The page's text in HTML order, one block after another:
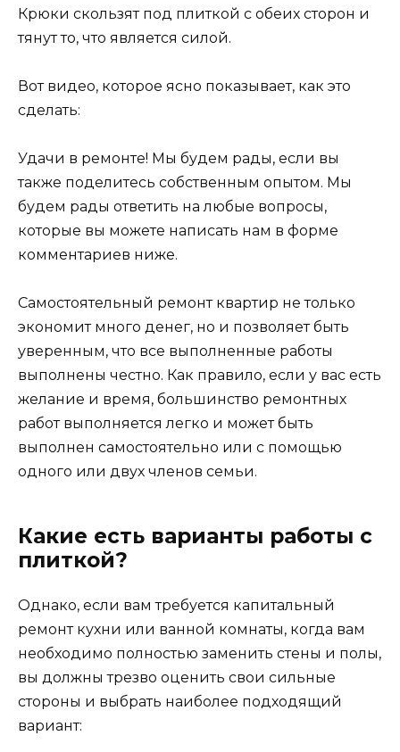
Крюки скользят под плиткой с обеих сторон и
тянут то, что является силой.
Вот видео, которое ясно показывает, как это
сделать:
Удачи в ремонте! Мы будем рады, если вы
также поделитесь собственным опытом. Мы
будем рады ответить на любые вопросы,
которые вы можете написать нам в форме
комментариев ниже.
Самостоятельный ремонт квартир не только
экономит много денег, но и позволяет быть
уверенным, что все выполненные работы
выполнены честно. Как правило, если у вас есть
желание и время, большинство ремонтных
работ выполняется легко и может быть
выполнен самостоятельно или с помощью
одного или двух членов семьи.
Какие есть варианты работы с
плиткой?
Однако, если вам требуется капитальный
ремонт кухни или ванной комнаты, когда вам
необходимо полностью заменить стены и полы,
вы должны трезво оценить свои сильные
стороны и выбрать наиболее подходящий
вариант: